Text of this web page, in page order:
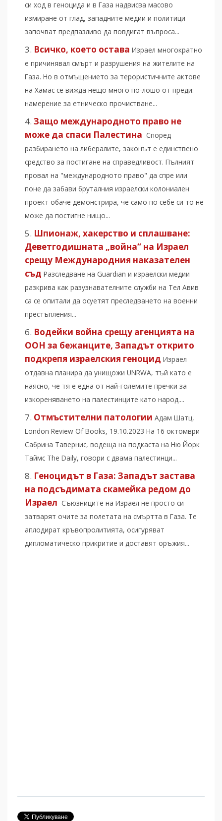
си ход в геноцида и в Газа надвисва масово
измиране от глад, западните медии и политици
започват предпазливо да повдигат въпроса...
Всичко, което остава Израел многократно
е причинявал смърт и разрушения на жителите на
Газа. Но в отмъщението за терористичните актове
на Хамас се вижда нещо много по-лошо от преди:
намерение за етническо прочистване...
Защо международното право не
може да спаси Палестина Според
разбирането на либералите, законът е единствено
средство за постигане на справедливост. Пълният
провал на "международното право" да спре или
поне да забави бруталния израелски колониален
проект обаче демонстрира, че само по себе си то не
може да постигне нищо...
Шпионаж, хакерство и сплашване:
Деветгодишната „война“ на Израел
срещу Международния наказателен
съд Разследване на Guardian и израелски медии
разкрива как разузнавателните служби на Тел Авив
са се опитали да осуетят преследването на военни
престъпления...
Водейки война срещу агенцията на
ООН за бежанците, Западът открито
подкрепя израелския геноцид Израел
отдавна планира да унищожи UNRWA, тъй като е
наясно, че тя е една от най-големите пречки за
изкореняването на палестинците като народ....
Отмъстителни патологии Адам Шатц,
London Review Of Books, 19.10.2023 На 16 октомври
Сабрина Тавернис, водеща на подкаста на Ню Йорк
Таймс The Daily, говори с двама палестинци...
Геноцидът в Газа: Западът застава
на подсъдимата скамейка редом до
Израел Съюзниците на Израел не просто си
затварят очите за полетата на смъртта в Газа. Те
аплодират кръвопролитията, осигуряват
дипломатическо прикритие и доставят оръжия...